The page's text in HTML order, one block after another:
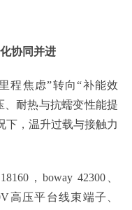
协同并进
程焦虑”转向“补能效
、耐热与抗蠕变性能提
下，温升过载与接触力
，boway 42300、
高压平台线束端子、